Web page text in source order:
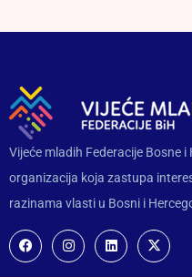
Vijeće mladih Federacije Bosne
organizacija koja zastupa
razinama vlasti u Bosni i